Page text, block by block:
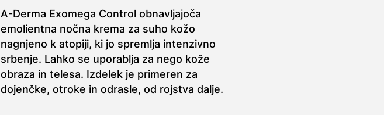
A-Derma Exomega Control obnavljajoča
emolientna nočna krema za suho kožo
nagnjeno k atopiji, ki jo spremlja intenzivno
srbenje. Lahko se uporablja za nego kože
obraza in telesa. Izdelek je primeren za
dojenčke, otroke in odrasle, od rojstva dalje.